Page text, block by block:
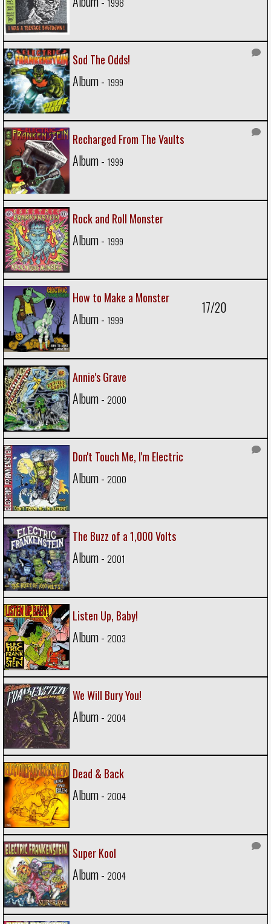
1998
Sod The Odds!
Album - 1999
Recharged From The Vaults
Album - 1999
Rock and Roll Monster
Album - 1999
How to Make a Monster
Album - 1999
17/20
Annie's Grave
Album - 2000
Don't Touch Me, I'm Electric
Album - 2000
The Buzz of a 1,000 Volts
Album - 2001
Listen Up, Baby!
Album - 2003
We Will Bury You!
Album - 2004
Dead & Back
Album - 2004
Super Kool
Album - 2004